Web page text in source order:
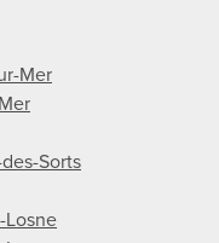
Mer
Sorts
Losne